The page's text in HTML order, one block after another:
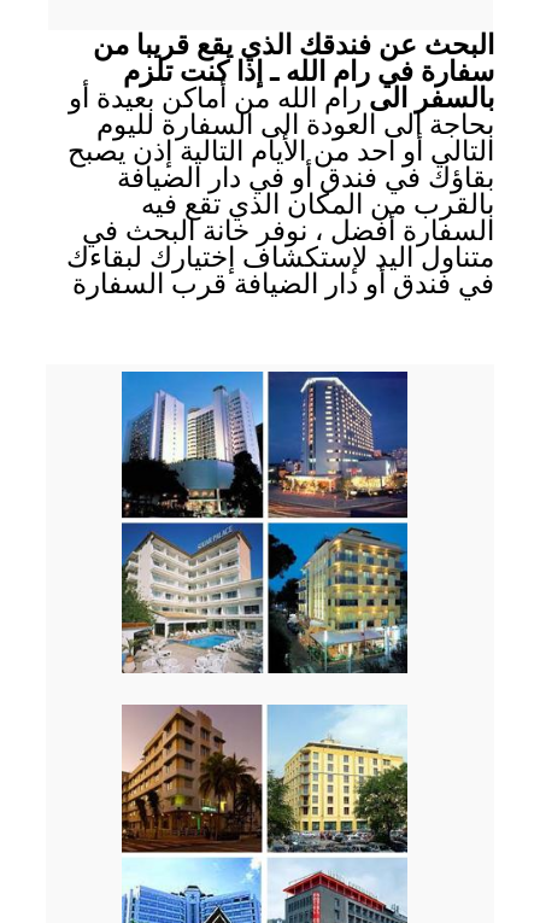
البحث عن فندقك الذي يقع قريبا من
سفارة في رام الله ـ إذا كنت تلزم
بالسفر الىرام الله من أماكن بعيدة أو
بحاجة الى العودة الى السفارة لليوم
التالي أو احد من الأيام التالية إذن يصبح
بقاؤك في فندق أو في دار الضيافة
بالقرب من المكان الذي تقع فيه
السفارة أفضل ، نوفر خانة البحث في
متناول اليد لإستكشاف إختيارك لبقاءك
في فندق أو دار الضيافة قرب السفارة